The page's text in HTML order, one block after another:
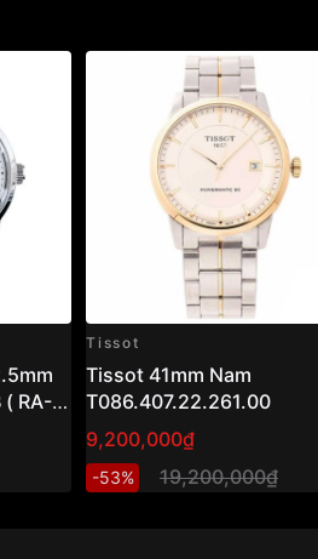
( RA-
Tissot
Tissot 41mm Nam
T086.407.22.261.00
9,200,000₫
-53% 19,200,000₫